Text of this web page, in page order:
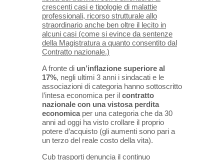
crescenti casi e tipologie di malattie
professionali, ricorso strutturale allo
straordinario anche ben oltre il lecito in
alcuni casi (come si evince da sentenze
della Magistratura a quanto consentito dal
Contratto nazionale.)
A fronte di un’inflazione superiore al
17%, negli ultimi 3 anni i sindacati e le
associazioni di categoria hanno sottoscritto
l’intesa economica per il contratto
nazionale con una vistosa perdita
economicaper una categoria che da 30
anni ad oggi ha visto crollare il proprio
potere d’acquisto (gli aumenti sono pari a
un terzo del reale costo della vita).
Cub trasporti denuncia il continuo